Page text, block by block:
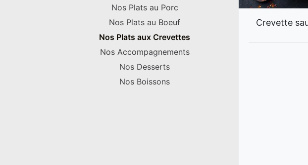
Nos Plats au Porc
Nos Plats au Boeuf
Nos Plats aux Crevettes
Nos Accompagnements
Nos Desserts
Nos Boissons
Crevette